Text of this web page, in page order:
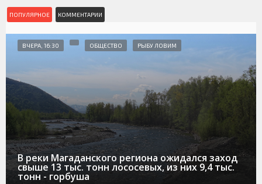
ПОПУЛЯРНОЕ КОММЕНТАРИИ
В реки Магаданского региона ожидался заход
свыше 13 тыс. тонн лососевых, из них 9,4 тыс.
тонн - горбуша
ВЧЕРА, 16:30 ОБЩЕСТВО РЫБУ ЛОВИМ